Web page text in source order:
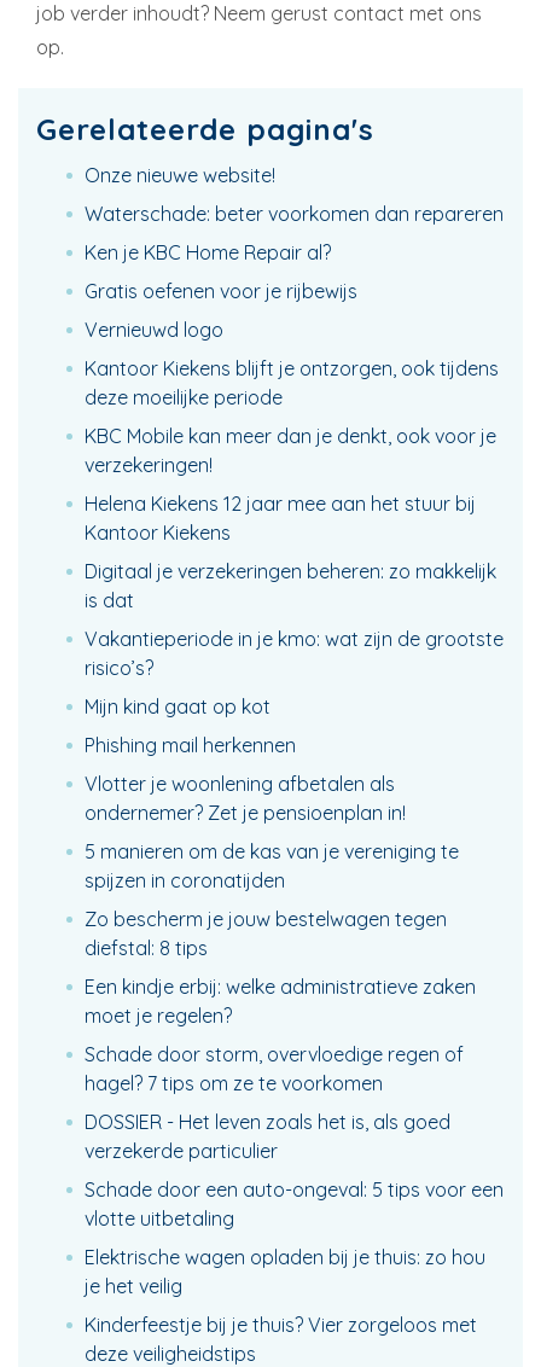
job verder inhoudt? Neem gerust contact met ons
op.
Gerelateerde pagina's
Onze nieuwe website!
Waterschade: beter voorkomen dan repareren
Ken je KBC Home Repair al?
Gratis oefenen voor je rijbewijs
Vernieuwd logo
Kantoor Kiekens blijft je ontzorgen, ook tijdens
deze moeilijke periode
KBC Mobile kan meer dan je denkt, ook voor je
verzekeringen!
Helena Kiekens 12 jaar mee aan het stuur bij
Kantoor Kiekens
Digitaal je verzekeringen beheren: zo makkelijk
is dat
Vakantieperiode in je kmo: wat zijn de grootste
risico’s?
Mijn kind gaat op kot
Phishing mail herkennen
Vlotter je woonlening afbetalen als
ondernemer? Zet je pensioenplan in!
5 manieren om de kas van je vereniging te
spijzen in coronatijden
Zo bescherm je jouw bestelwagen tegen
diefstal: 8 tips
Een kindje erbij: welke administratieve zaken
moet je regelen?
Schade door storm, overvloedige regen of
hagel? 7 tips om ze te voorkomen
DOSSIER - Het leven zoals het is, als goed
verzekerde particulier
Schade door een auto-ongeval: 5 tips voor een
vlotte uitbetaling
Elektrische wagen opladen bij je thuis: zo hou
je het veilig
Kinderfeestje bij je thuis? Vier zorgeloos met
deze veiligheidstips